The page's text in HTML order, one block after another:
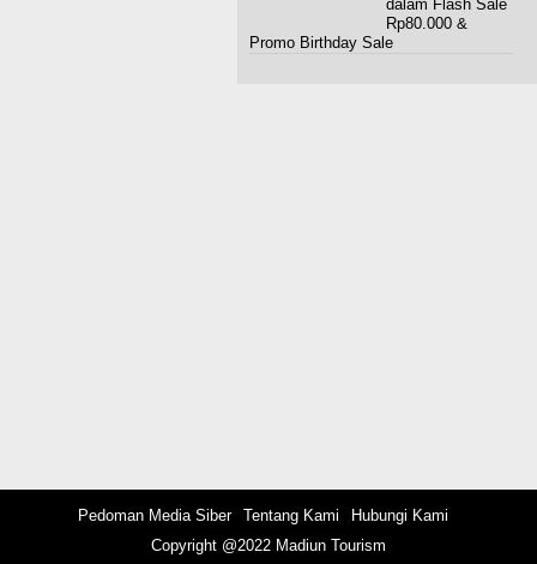
dalam Flash Sale
Rp80.000 &
Promo Birthday Sale
Pedoman Media Siber Tentang Kami
Hubungi Kami
Copyright @2022 Madiun Tourism